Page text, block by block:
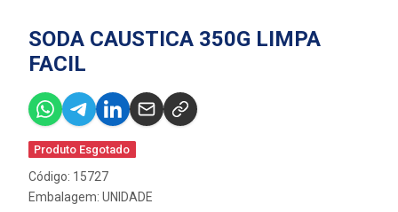
SODA CAUSTICA 350G LIMPA
FACIL
Produto Esgotado
Código: 15727
Embalagem: UNIDADE